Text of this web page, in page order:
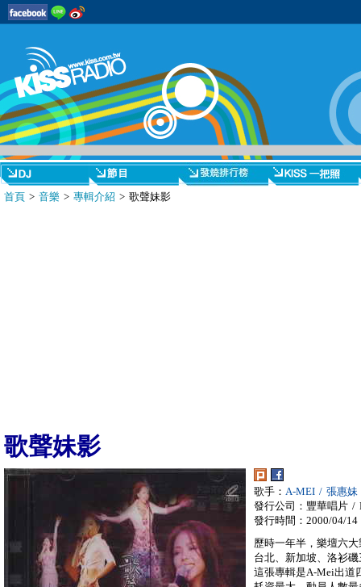
首頁 > 音樂 > 專輯介紹 > 歌聲妹影
歌聲妹影
歌手： A-MEI / 張惠妹
發行公司：豐華唱片 /
發行時間：2000/04/14
歷時一年半，樂壇六
台北、新加坡、洛衫
這張專輯是A-Mei出道